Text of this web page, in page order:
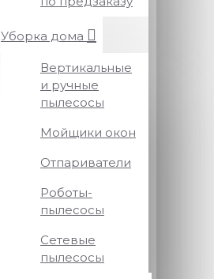
Уборка дома
Вертикальные
и ручные
пылесосы
Мойщики окон
Отпариватели
Роботы-
пылесосы
Сетевые
пылесосы